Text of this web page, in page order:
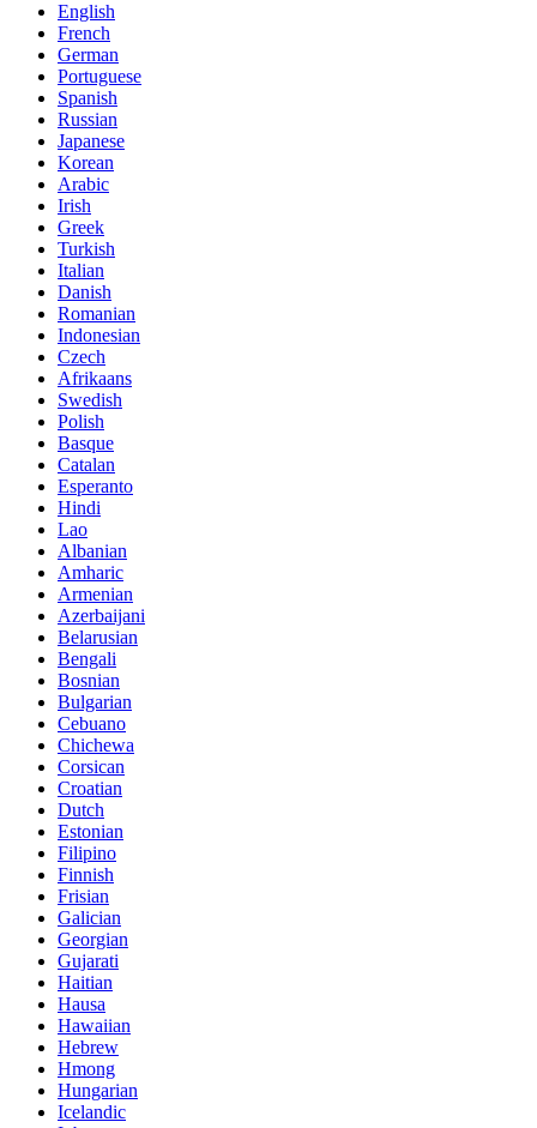
English
French
German
Portuguese
Spanish
Russian
Japanese
Korean
Arabic
Irish
Greek
Turkish
Italian
Danish
Romanian
Indonesian
Czech
Afrikaans
Swedish
Polish
Basque
Catalan
Esperanto
Hindi
Lao
Albanian
Amharic
Armenian
Azerbaijani
Belarusian
Bengali
Bosnian
Bulgarian
Cebuano
Chichewa
Corsican
Croatian
Dutch
Estonian
Filipino
Finnish
Frisian
Galician
Georgian
Gujarati
Haitian
Hausa
Hawaiian
Hebrew
Hmong
Hungarian
Icelandic